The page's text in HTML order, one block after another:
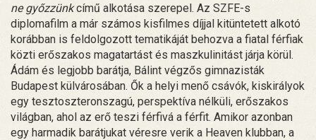
ne győzzünkcímű alkotása szerepel. Az SZFE-s
diplomafilm a már számos kisfilmes díjjal kitüntetett alkotó
korábban is feldolgozott tematikáját behozva a fiatal férfiak
közti erőszakos magatartást és maszkulinitást járja körül.
Ádám és legjobb barátja, Bálint végzős gimnazisták
Budapest külvárosában. Ők a helyi menő csávók, kiskirályok
egy tesztoszteronszagú, perspektíva nélküli, erőszakos
világban, ahol az erő teszi férfivá a férfit. Amikor azonban
egy harmadik barátjukat véresre verik a Heaven klubban, a